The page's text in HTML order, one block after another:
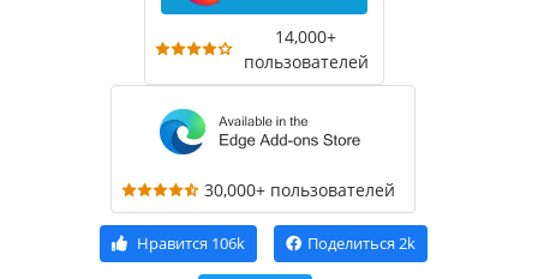
14,000+
пользователей
30,000+ пользователей
Нравится 106k Поделиться 2k